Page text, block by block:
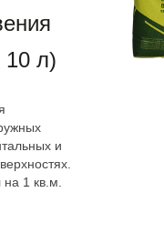
10 л)
и
на 1 кв.м.